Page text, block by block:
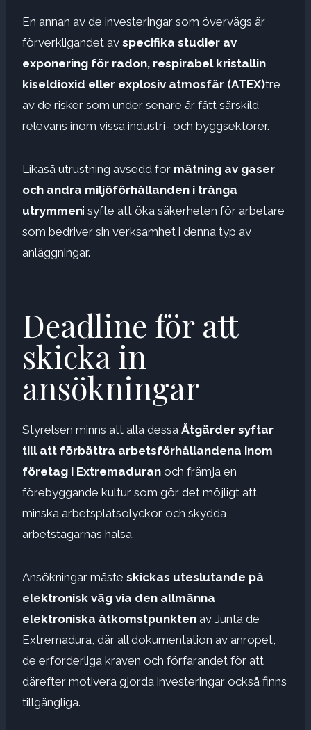
En annan av de investeringar som övervägs är
förverkligandet av specifika studier av
exponering för radon, respirabel kristallin
kiseldioxid eller explosiv atmosfär (ATEX)tre
av de risker som under senare år fått särskild
relevans inom vissa industri- och byggsektorer.
Likaså utrustning avsedd för mätning av gaser
och andra miljöförhållanden i trånga
utrymmeni syfte att öka säkerheten för arbetare
som bedriver sin verksamhet i denna typ av
anläggningar.
Deadline för att
skicka in
ansökningar
Styrelsen minns att alla dessa Åtgärder syftar
till att förbättra arbetsförhållandena inom
företag i Extremaduran och främja en
förebyggande kultur som gör det möjligt att
minska arbetsplatsolyckor och skydda
arbetstagarnas hälsa.
Ansökningar måste skickas uteslutande på
elektronisk väg via den allmänna
elektroniska åtkomstpunkten av Junta de
Extremadura, där all dokumentation av anropet,
de erforderliga kraven och förfarandet för att
därefter motivera gjorda investeringar också finns
tillgängliga.